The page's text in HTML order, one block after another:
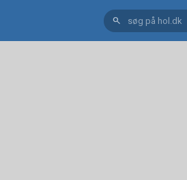
search